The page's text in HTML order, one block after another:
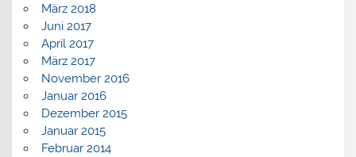
März 2018
Juni 2017
April 2017
März 2017
November 2016
Januar 2016
Dezember 2015
Januar 2015
Februar 2014